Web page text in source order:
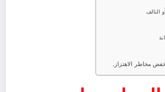
التالف
مخاطر الاهتزاز.